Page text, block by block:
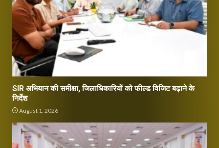
SIR अभियान की समीक्षा, जिलाधिकारियों को फील्ड विजिट बढ़ाने के
निर्देश
August 1, 2026